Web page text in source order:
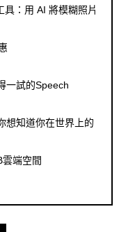
：用 AI 將模糊照片
一試的Speech
想知道你在世界上的
端空間